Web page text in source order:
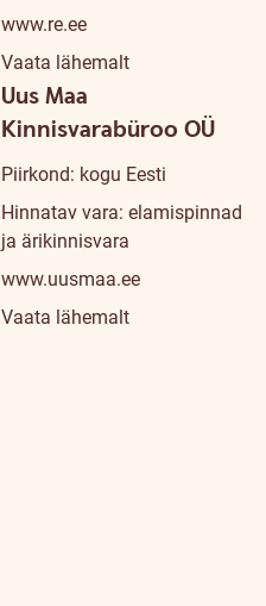
www.re.ee
Vaata lähemalt
Uus Maa
Kinnisvarabüroo OÜ
Piirkond: kogu Eesti
Hinnatav vara: elamispinnad
ja ärikinnisvara
www.uusmaa.ee
Vaata lähemalt